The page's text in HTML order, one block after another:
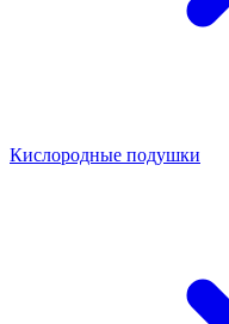
Кислородные подушки